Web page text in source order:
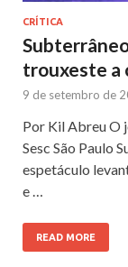
CRÍTICA
trouxeste a
9 de setembro de
Por Kil Abreu O
Sesc São Paulo
espetáculo
e …
READ MORE